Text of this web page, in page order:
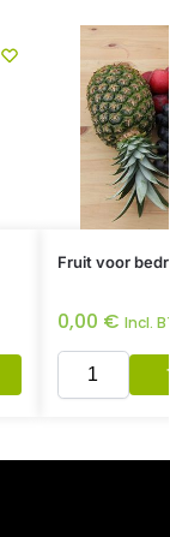
Fruit voor
0,00 € Incl.